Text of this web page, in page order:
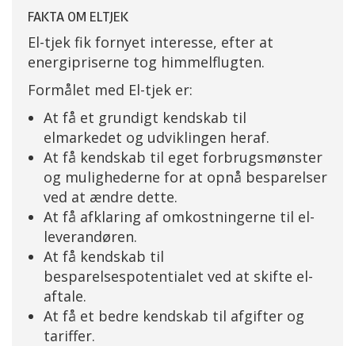
FAKTA OM ELTJEK
El-tjek fik fornyet interesse, efter at
energipriserne tog himmelflugten.
Formålet med El-tjek er:
At få et grundigt kendskab til
elmarkedet og udviklingen heraf.
At få kendskab til eget forbrugsmønster
og mulighederne for at opnå besparelser
ved at ændre dette.
At få afklaring af omkostningerne til el-
leverandøren.
At få kendskab til
besparelsespotentialet ved at skifte el-
aftale.
At få et bedre kendskab til afgifter og
tariffer.